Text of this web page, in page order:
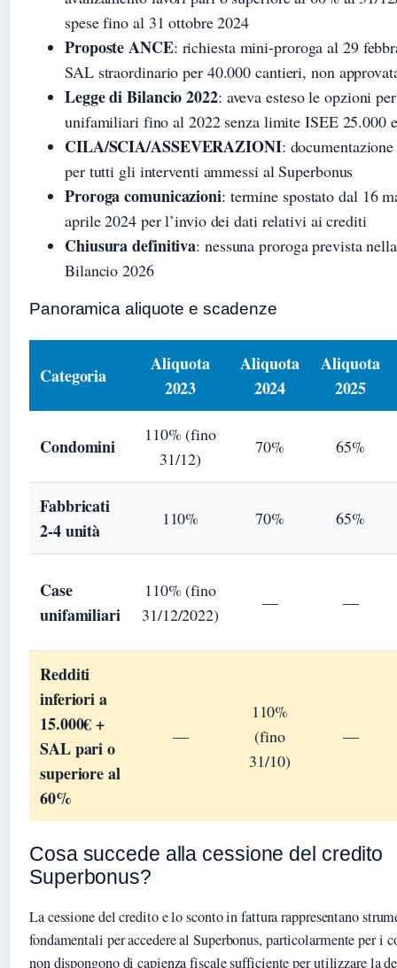
spese fino al 31 ottobre 2024
Proposte ANCE: richiesta mini-proroga al 29
SAL straordinario per 40.000 cantieri, non
Legge di Bilancio 2022: aveva esteso le opzioni
unifamiliari fino al 2022 senza limite ISEE 25.000
CILA/SCIA/ASSEVERAZIONI:
per tutti gli interventi ammessi al Superbonus
Proroga comunicazioni: termine spostato dal 16
aprile 2024 per l’invio dei dati relativi ai crediti
Chiusura definitiva: nessuna proroga prevista
Bilancio 2026
Panoramica aliquote e scadenze
Categoria
Aliquota
2023
Aliquota
2024
Aliquota
2025
Condomini
110% (fino
31/12)
70% 65%
Fabbricati
2-4 unità
110% 70% 65%
Case
unifamiliari
110% (fino
31/12/2022)
— —
Redditi
inferiori a
15.000€ +
SAL pari o
superiore al
60%
—
110%
(fino
31/10)
—
Cosa succede alla cessione del credito
Superbonus?
La cessione del credito e lo sconto in fattura rappresentano
fondamentali per accedere al Superbonus, particolarmente per i
non dispongono di capienza fiscale sufficiente per utilizzare la